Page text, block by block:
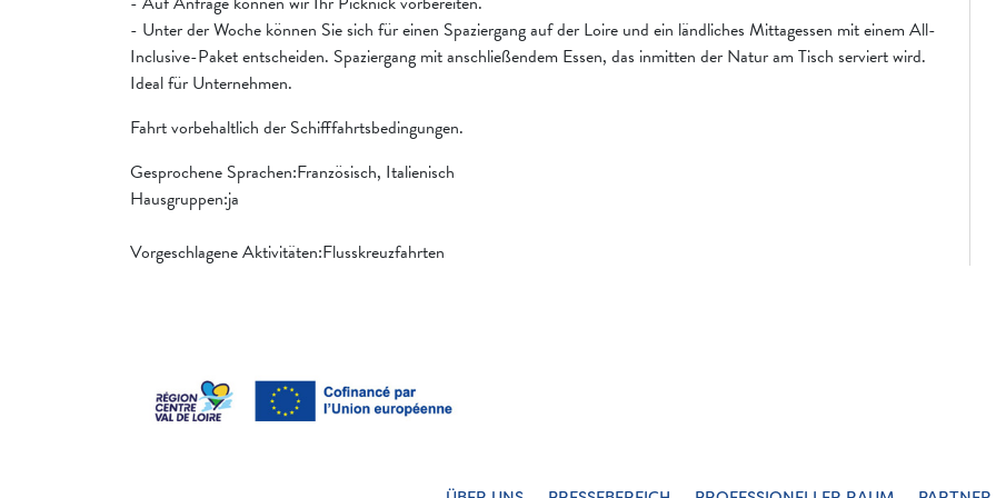
- Unter der Woche können Sie sich für einen Spaziergang auf der Loire und ein ländliches Mittagessen mit einem All-
Inclusive-Paket entscheiden. Spaziergang mit anschließendem Essen, das inmitten der Natur am Tisch serviert wird.
Ideal für Unternehmen.
Fahrt vorbehaltlich der Schifffahrtsbedingungen.
Gesprochene Sprachen:Französisch, Italienisch
Hausgruppen:ja
Vorgeschlagene Aktivitäten:Flusskreuzfahrten